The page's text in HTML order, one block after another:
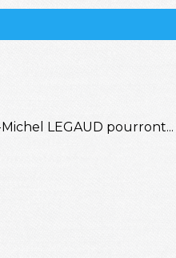
LEGAUD pourront...